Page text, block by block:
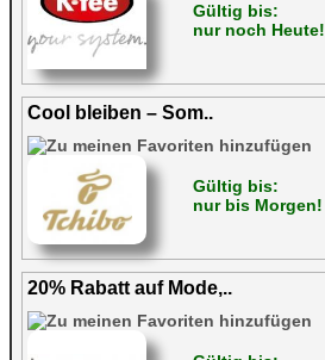
Gültig bis:
nur noch Heute!
Cool bleiben – Som..
Gültig bis:
nur bis Morgen!
20% Rabatt auf Mode,..